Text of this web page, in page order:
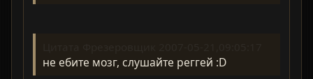
не ебите мозг, слушайте реггей :D